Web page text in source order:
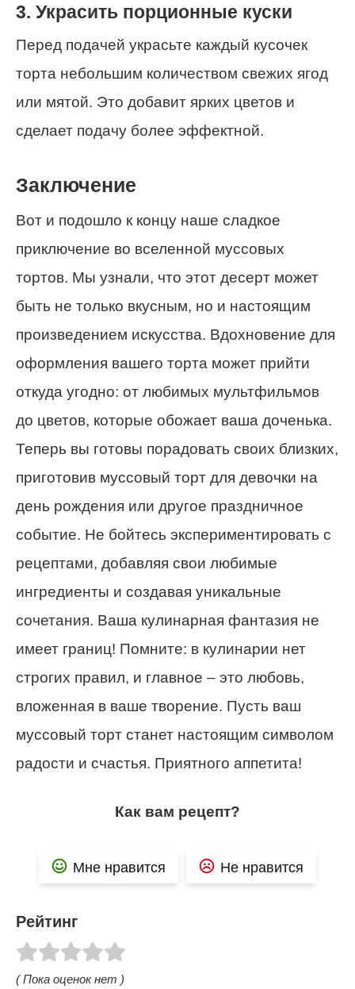
3. Украсить порционные куски
Перед подачей украсьте каждый кусочек
торта небольшим количеством свежих ягод
или мятой. Это добавит ярких цветов и
сделает подачу более эффектной.
Заключение
Вот и подошло к концу наше сладкое
приключение во вселенной муссовых
тортов. Мы узнали, что этот десерт может
быть не только вкусным, но и настоящим
произведением искусства. Вдохновение для
оформления вашего торта может прийти
откуда угодно: от любимых мультфильмов
до цветов, которые обожает ваша доченька.
Теперь вы готовы порадовать своих близких,
приготовив муссовый торт для девочки на
день рождения или другое праздничное
событие. Не бойтесь экспериментировать с
рецептами, добавляя свои любимые
ингредиенты и создавая уникальные
сочетания. Ваша кулинарная фантазия не
имеет границ! Помните: в кулинарии нет
строгих правил, и главное – это любовь,
вложенная в ваше творение. Пусть ваш
муссовый торт станет настоящим символом
радости и счастья. Приятного аппетита!
Как вам рецепт?
Мне нравится Не нравится
Рейтинг
( Пока оценок нет )